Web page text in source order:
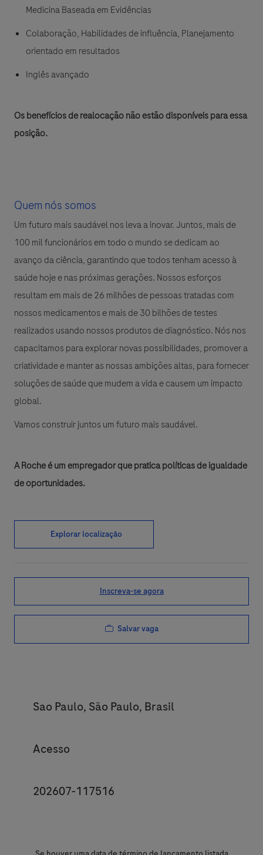
Medicina Baseada em Evidências
Colaboração, Habilidades de influência, Planejamento
orientado em resultados
Inglês avançado
Os benefícios de realocação não estão disponíveis para essa
posição.
Quem nós somos
Um futuro mais saudável nos leva a inovar. Juntos, mais de
100 mil funcionários em todo o mundo se dedicam ao
avanço da ciência, garantindo que todos tenham acesso à
saúde hoje e nas próximas gerações. Nossos esforços
resultam em mais de 26 milhões de pessoas tratadas com
nossos medicamentos e mais de 30 bilhões de testes
realizados usando nossos produtos de diagnóstico. Nós nos
capacitamos para explorar novas possibilidades, promover a
criatividade e manter as nossas ambições altas, para fornecer
soluções de saúde que mudem a vida e causem um impacto
global.
Vamos construir juntos um futuro mais saudável.
A Roche é um empregador que pratica políticas de igualdade
de oportunidades.
Explorar localização
Inscreva-se agora
Salvar vaga
Location
Sao Paulo, São Paulo, Brasil
Category
Acesso
JobId
202607-117516